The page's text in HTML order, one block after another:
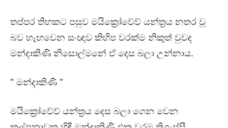
තප්පර තිහකට පසුව මයික්‍රෝවේව් යන්ත්‍රය නතර වූ
බව හැඟවෙන සංඥාව කිහිප වරක්ම නිකුත් වුවද
මන්දාකිණි නිසොල්මනේ ඒ දෙස බලා උන්නාය.
” මන්දාකිණි ”
මයික්‍රෝවේව් යන්ත්‍රය දෙස බලා ගෙන වෙන